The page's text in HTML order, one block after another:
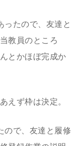
ったので、友達と
教員のところ
とかほぼ完成か
えず枠は決定。
ので、友達と履修